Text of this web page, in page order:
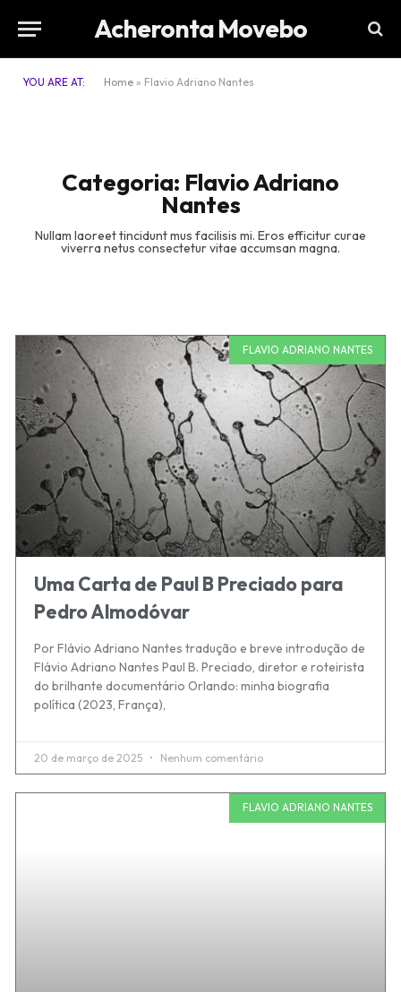
Acheronta Movebo
YOU ARE AT: Home » Flavio Adriano Nantes
Categoria: Flavio Adriano
Nantes
Nullam laoreet tincidunt mus facilisis mi. Eros efficitur curae
viverra netus consectetur vitae accumsan magna.
FLAVIO ADRIANO NANTES
Uma Carta de Paul B Preciado para
Pedro Almodóvar
Por Flávio Adriano Nantes tradução e breve introdução de
Flávio Adriano Nantes Paul B. Preciado, diretor e roteirista
do brilhante documentário Orlando: minha biografia
política (2023, França),
20 de março de 2025 Nenhum comentário
FLAVIO ADRIANO NANTES